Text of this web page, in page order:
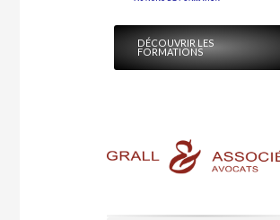
DÉCOUVRIR LES
FORMATIONS